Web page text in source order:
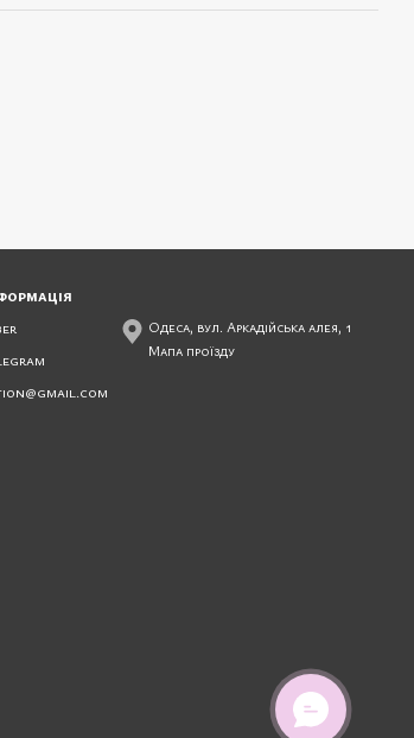
Одеса, вул. Аркадійська алея, 1
Мапа проїзду